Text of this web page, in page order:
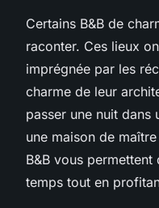
Certains B&B de
raconter. Ces lieux
imprégnée par les
charme de leur
passer une nuit dans
une maison de
B&B vous
temps tout en